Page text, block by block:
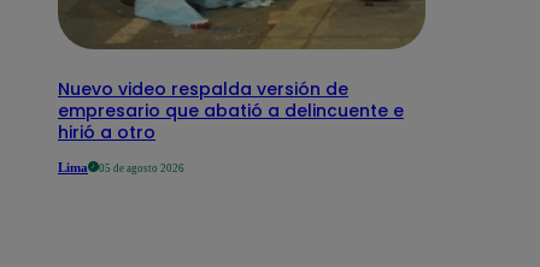
Nuevo video respalda versión de
empresario que abatió a delincuente e
hirió a otro
Lima 05 de agosto 2026